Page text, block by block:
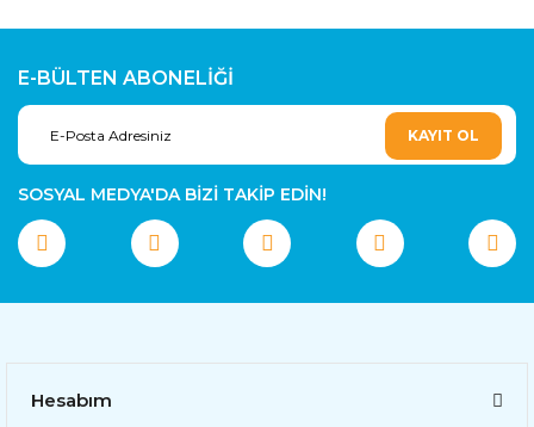
E-BÜLTEN ABONELİĞİ
KAYIT OL
SOSYAL MEDYA'DA BİZİ TAKİP EDİN!
Hesabım